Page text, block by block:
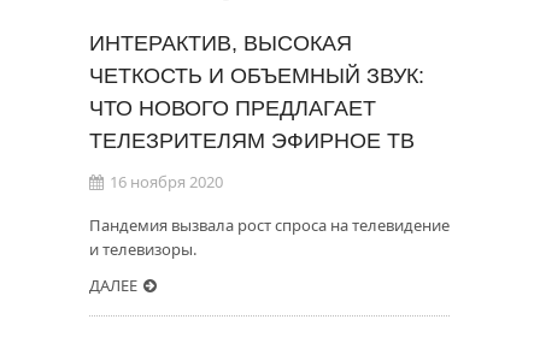
ИНТЕРАКТИВ, ВЫСОКАЯ
ЧЕТКОСТЬ И ОБЪЕМНЫЙ ЗВУК:
ЧТО НОВОГО ПРЕДЛАГАЕТ
ТЕЛЕЗРИТЕЛЯМ ЭФИРНОЕ ТВ
16 ноября 2020
Пандемия вызвала рост спроса на телевидение
и телевизоры.
ДАЛЕЕ